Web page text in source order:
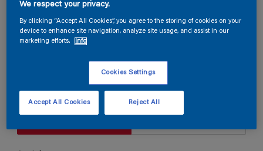
Silvanol LO
Verpakkingsgrootte
We respect your privacy.
By clicking “Accept All Cookies”, you agree to the storing of cookies on your
device to enhance site navigation, analyze site usage, and assist in our
marketing efforts.
Info
Cookies Settings
Reject All
Accept All Cookies